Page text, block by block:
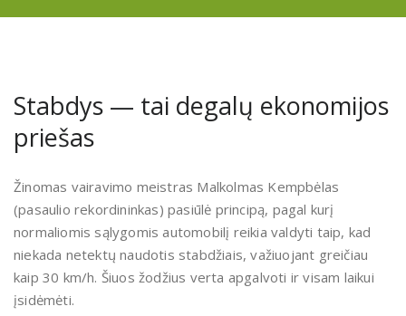
Stabdys — tai degalų ekonomijos
priešas
Žinomas vairavimo meistras Malkolmas Kempbėlas
(pasaulio rekordininkas) pasiūlė principą, pagal kurį
normaliomis sąlygomis automobilį reikia valdyti taip, kad
niekada netektų naudotis stabdžiais, važiuojant greičiau
kaip 30 km/h. Šiuos žodžius verta apgalvoti ir visam laikui
įsidėmėti.